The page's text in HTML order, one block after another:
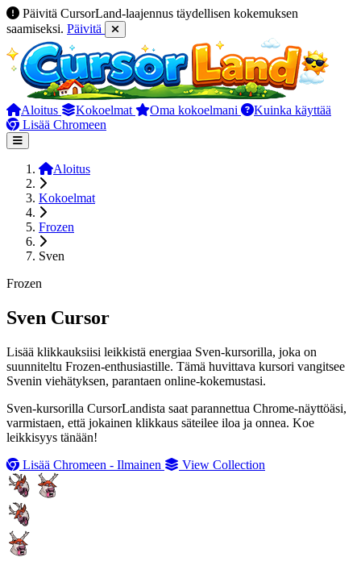
Päivitä CursorLand-laajennus täydellisen kokemuksen
saamiseksi. Päivitä
Aloitus Kokoelmat Oma kokoelmani
Kuinka käyttää
Lisää Chromeen
Aloitus
Kokoelmat
Frozen
Sven
Frozen
Sven Cursor
Lisää klikkauksiisi leikkistä energiaa Sven-kursorilla, joka on
suunniteltu Frozen-enthusiastille. Tämä huvittava kursori vangitsee
Svenin viehätyksen, parantaen online-kokemustasi.
Sven-kursorilla CursorLandista saat parannettua Chrome-näyttöäsi,
varmistaen, että jokainen klikkaus säteilee iloa ja onnea. Koe
leikkisyys tänään!
Lisää Chromeen - Ilmainen
View Collection